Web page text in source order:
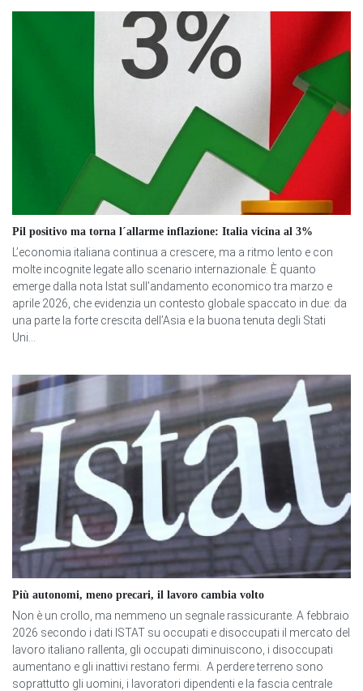
Pil positivo ma torna l´allarme inflazione: Italia vicina al 3%
L’economia italiana continua a crescere, ma a ritmo lento e con
molte incognite legate allo scenario internazionale. È quanto
emerge dalla nota Istat sull’andamento economico tra marzo e
aprile 2026, che evidenzia un contesto globale spaccato in due: da
una parte la forte crescita dell’Asia e la buona tenuta degli Stati
Uni...
Più autonomi, meno precari, il lavoro cambia volto
Non è un crollo, ma nemmeno un segnale rassicurante. A febbraio
2026 secondo i dati ISTAT su occupati e disoccupati il mercato del
lavoro italiano rallenta, gli occupati diminuiscono, i disoccupati
aumentano e gli inattivi restano fermi. A perdere terreno sono
soprattutto gli uomini, i lavoratori dipendenti e la fascia centrale